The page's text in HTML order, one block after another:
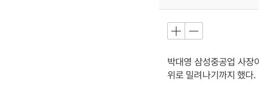
박대영 삼성중공업 사장
위로 밀려나기까지 했다.